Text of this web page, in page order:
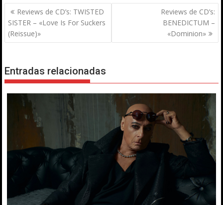
Navegación
de
entradas
Reviews de CD’s: TWISTED
SISTER – «Love Is For Suckers
(Reissue)»
Reviews de CD’s:
BENEDICTUM –
«Dominion»
Entradas relacionadas